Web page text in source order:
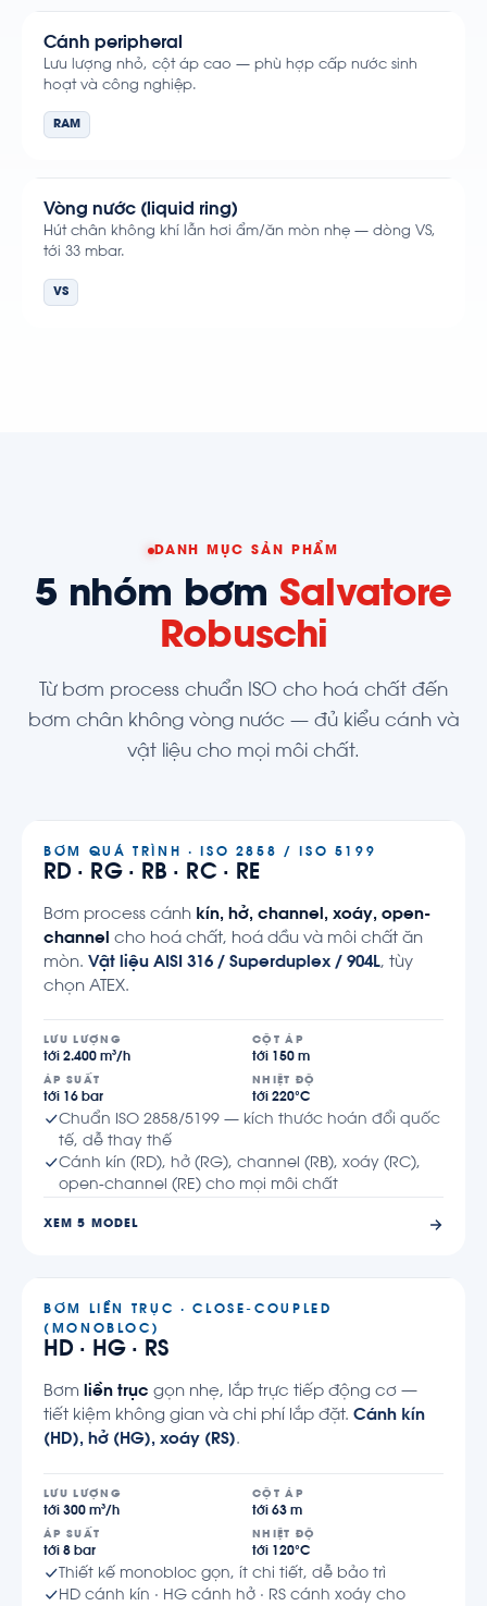
Cánh peripheral
Lưu lượng nhỏ, cột áp cao — phù hợp cấp nước sinh
hoạt và công nghiệp.
RAM
Vòng nước (liquid ring)
Hút chân không khí lẫn hơi ẩm/ăn mòn nhẹ — dòng VS,
tới 33 mbar.
VS
DANH MỤC SẢN PHẨM
5 nhóm bơm Salvatore
Robuschi
Từ bơm process chuẩn ISO cho hoá chất đến
bơm chân không vòng nước — đủ kiểu cánh và
vật liệu cho mọi môi chất.
BƠM QUÁ TRÌNH · ISO 2858 / ISO 5199
RD · RG · RB · RC · RE
Bơm process cánh kín, hở, channel, xoáy, open-
channel cho hoá chất, hoá dầu và môi chất ăn
mòn. Vật liệu AISI 316 / Superduplex / 904L, tùy
chọn ATEX.
LƯU LƯỢNG
tới 2.400 m³/h
CỘT ÁP
tới 150 m
ÁP SUẤT
tới 16 bar
NHIỆT ĐỘ
tới 220°C
Chuẩn ISO 2858/5199 — kích thước hoán đổi quốc
tế, dễ thay thế
Cánh kín (RD), hở (RG), channel (RB), xoáy (RC),
open-channel (RE) cho mọi môi chất
XEM 5 MODEL
BƠM LIỀN TRỤC · CLOSE-COUPLED
(MONOBLOC)
HD · HG · RS
Bơm liền trục gọn nhẹ, lắp trực tiếp động cơ —
tiết kiệm không gian và chi phí lắp đặt. Cánh kín
(HD), hở (HG), xoáy (RS).
LƯU LƯỢNG
tới 300 m³/h
CỘT ÁP
tới 63 m
ÁP SUẤT
tới 8 bar
NHIỆT ĐỘ
tới 120°C
Thiết kế monobloc gọn, ít chi tiết, dễ bảo trì
HD cánh kín · HG cánh hở · RS cánh xoáy cho